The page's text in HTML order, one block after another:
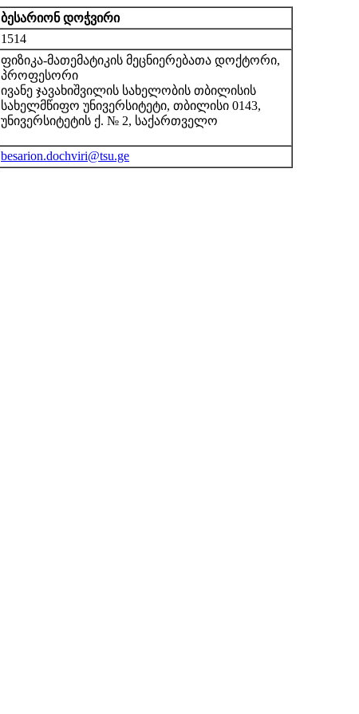
ბესარიონ დოჭვირი
1514
ფიზიკა-მათემატიკის მეცნიერებათა დოქტორი,
პროფესორი
ივანე ჯავახიშვილის სახელობის თბილისის
სახელმწიფო უნივერსიტეტი, თბილისი 0143,
უნივერსიტეტის ქ. № 2, საქართველო
besarion.dochviri@tsu.ge